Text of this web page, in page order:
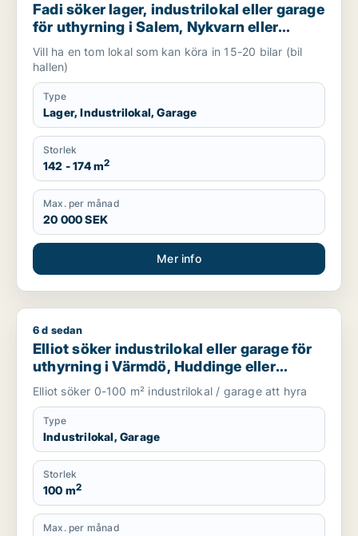
Fadi söker lager, industrilokal eller garage
för uthyrning i Salem, Nykvarn eller
Södertälje m.fl.
Vill ha en tom lokal som kan köra in 15-20 bilar (bil
hallen)
Type
Lager, Industrilokal, Garage
Storlek
142 - 174 m2
Max. per månad
20 000 SEK
Mer info
Elliot söker industrilokal eller garage för uthyrning i
6 d sedan
Elliot söker industrilokal eller garage för
uthyrning i Värmdö, Huddinge eller
Botkyrka m.fl.
Elliot söker 0-100 m² industrilokal / garage att hyra
Type
Industrilokal, Garage
Storlek
100 m2
Max. per månad